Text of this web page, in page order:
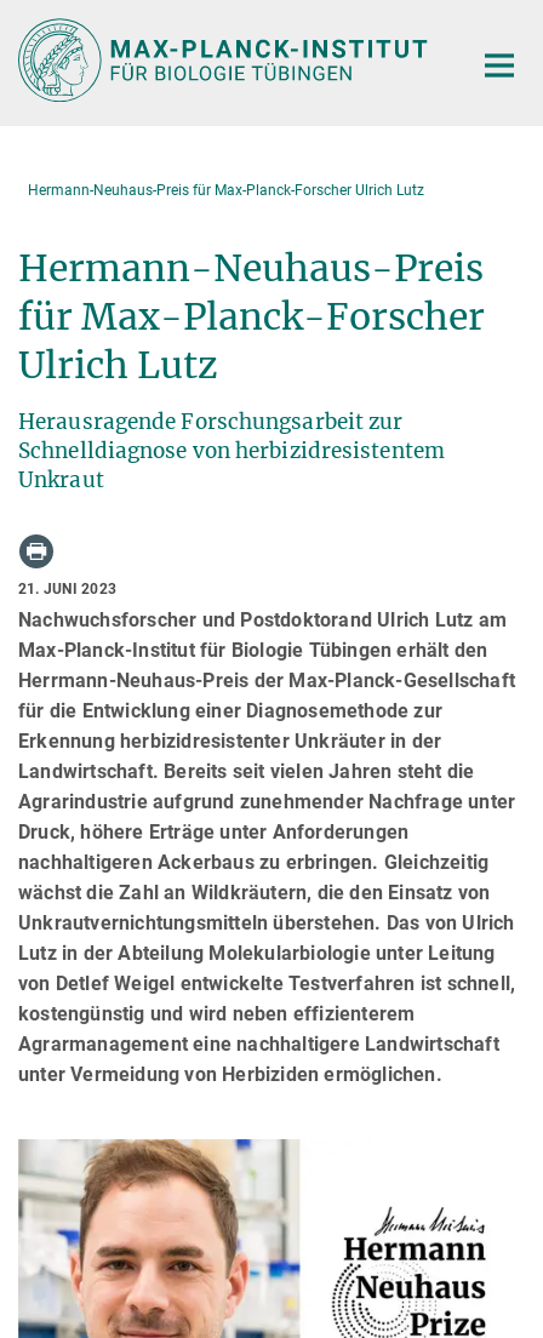
Hauptinhalt
Hermann-Neuhaus-Preis für Max-Planck-Forscher Ulrich Lutz
Hermann-Neuhaus-Preis
für Max-Planck-Forscher
Ulrich Lutz
Herausragende Forschungsarbeit zur
Schnelldiagnose von herbizidresistentem
Unkraut
21. JUNI 2023
Nachwuchsforscher und Postdoktorand Ulrich Lutz am
Max-Planck-Institut für Biologie Tübingen erhält den
Herrmann-Neuhaus-Preis der Max-Planck-Gesellschaft
für die Entwicklung einer Diagnosemethode zur
Erkennung herbizidresistenter Unkräuter in der
Landwirtschaft. Bereits seit vielen Jahren steht die
Agrarindustrie aufgrund zunehmender Nachfrage unter
Druck, höhere Erträge unter Anforderungen
nachhaltigeren Ackerbaus zu erbringen. Gleichzeitig
wächst die Zahl an Wildkräutern, die den Einsatz von
Unkrautvernichtungsmitteln überstehen. Das von Ulrich
Lutz in der Abteilung Molekularbiologie unter Leitung
von Detlef Weigel entwickelte Testverfahren ist schnell,
kostengünstig und wird neben effizienterem
Agrarmanagement eine nachhaltigere Landwirtschaft
unter Vermeidung von Herbiziden ermöglichen.